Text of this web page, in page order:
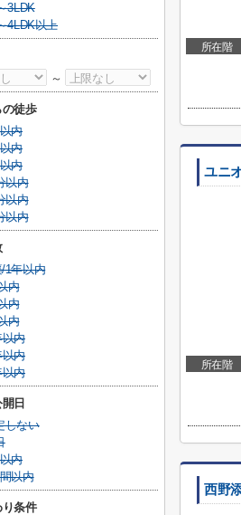
所在階
ユニ
所在階
西野
3LDK
4LDK以上
～
徒歩
内
内
内
以内
以内
以内
1年以内
内
内
内
以内
以内
以内
日
しない
内
以内
り条件